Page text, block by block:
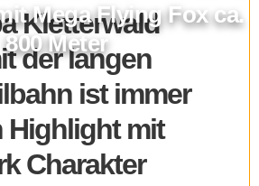
Mega Flying Fox ca.
800 Meter
Kletterwald
der langen
ist immer
Highlight mit
Charakter